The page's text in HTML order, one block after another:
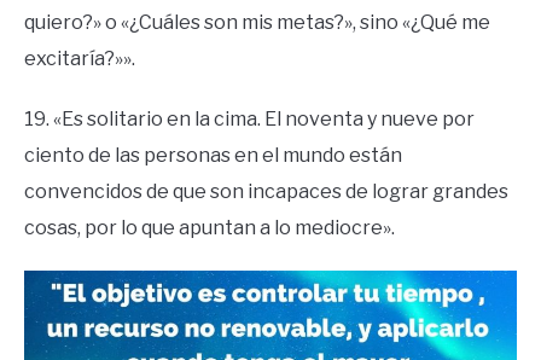
quiero?» o «¿Cuáles son mis metas?», sino «¿Qué me
excitaría?»».
19. «Es solitario en la cima. El noventa y nueve por
ciento de las personas en el mundo están
convencidos de que son incapaces de lograr grandes
cosas, por lo que apuntan a lo mediocre».